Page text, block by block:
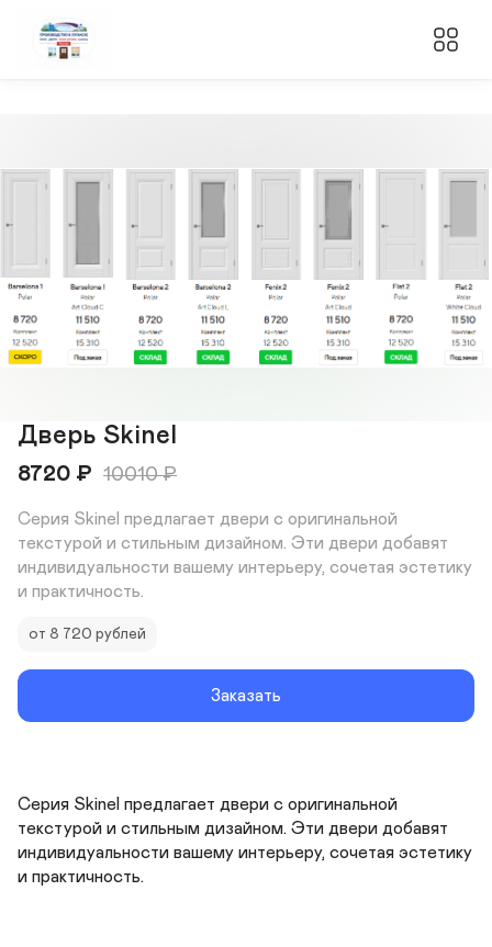
Дверь Skinel
8720 ₽ 10010₽
Серия Skinel предлагает двери с оригинальной
текстурой и стильным дизайном. Эти двери добавят
индивидуальности вашему интерьеру, сочетая эстетику
и практичность.
от 8 720 рублей
Заказать
Серия Skinel предлагает двери с оригинальной
текстурой и стильным дизайном. Эти двери добавят
индивидуальности вашему интерьеру, сочетая эстетику
и практичность.